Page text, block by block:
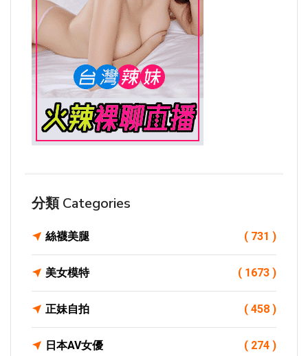
分類 Categories
絲襪美腿 ( 731 )
美女模特 ( 1673 )
正妹自拍 ( 458 )
日本AV女優 ( 274 )